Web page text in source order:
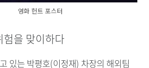
영화 헌트 포스터
을 맞이하다
있는 박평호(이정재) 차장의 해외팀